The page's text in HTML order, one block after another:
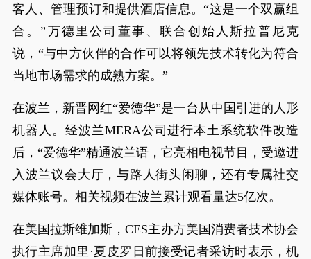
客人、管理预订和提供酒店信息。“这是一个双赢组
合。”万德里公司董事、联合创始人斯拉普尼克
说，“与中方伙伴的合作可以将领先技术转化为符合
当地市场需求的成熟方案。”
在波兰，新晋网红“爱德华”是一台从中国引进的人形
机器人。经波兰MERA公司进行本土系统软件改造
后，“爱德华”精通波兰语，它亮相电视节目，受邀进
入波兰议会大厅，与路人街头闲聊，还有专属社交
媒体账号。相关视频在波兰累计观看量达5亿次。
在美国拉斯维加斯，CES主办方美国消费者技术协会
执行主席加里·夏皮罗日前接受记者采访时表示，机